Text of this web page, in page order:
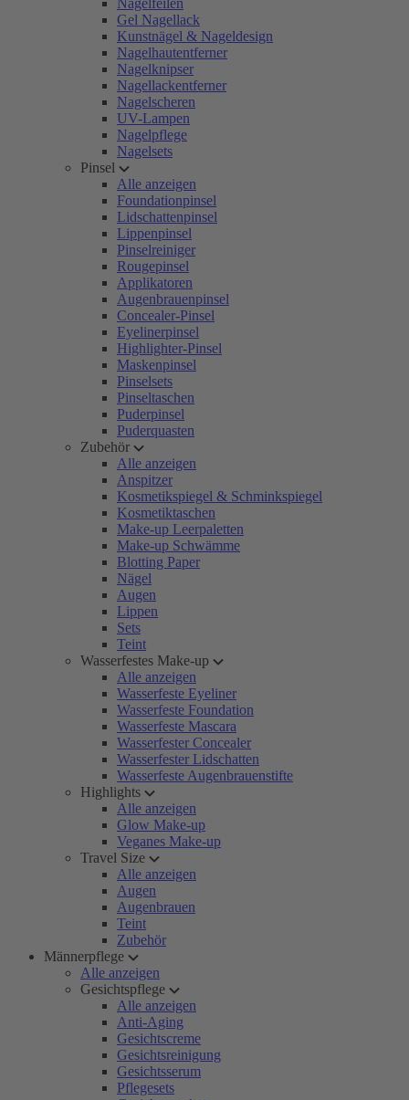
Nagelfeilen
Gel Nagellack
Kunstnägel & Nageldesign
Nagelhautentferner
Nagelknipser
Nagellackentferner
Nagelscheren
UV-Lampen
Nagelpflege
Nagelsets
Pinsel
Alle anzeigen
Foundationpinsel
Lidschattenpinsel
Lippenpinsel
Pinselreiniger
Rougepinsel
Applikatoren
Augenbrauenpinsel
Concealer-Pinsel
Eyelinerpinsel
Highlighter-Pinsel
Maskenpinsel
Pinselsets
Pinseltaschen
Puderpinsel
Puderquasten
Zubehör
Alle anzeigen
Anspitzer
Kosmetikspiegel & Schminkspiegel
Kosmetiktaschen
Make-up Leerpaletten
Make-up Schwämme
Blotting Paper
Nägel
Augen
Lippen
Sets
Teint
Wasserfestes Make-up
Alle anzeigen
Wasserfeste Eyeliner
Wasserfeste Foundation
Wasserfeste Mascara
Wasserfester Concealer
Wasserfester Lidschatten
Wasserfeste Augenbrauenstifte
Highlights
Alle anzeigen
Glow Make-up
Veganes Make-up
Travel Size
Alle anzeigen
Augen
Augenbrauen
Teint
Zubehör
Männerpflege
Alle anzeigen
Gesichtspflege
Alle anzeigen
Anti-Aging
Gesichtscreme
Gesichtsreinigung
Gesichtsserum
Pflegesets